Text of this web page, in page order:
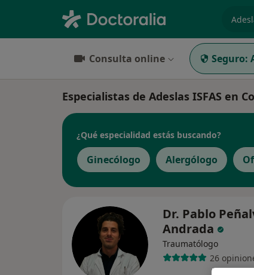
Consulta online Seguro:
Especialistas de Adeslas ISFAS en
¿Qué especialidad estás buscando?
Ginecólogo Alergólogo
Dr. Pablo
Andrada
Traumatólogo
26